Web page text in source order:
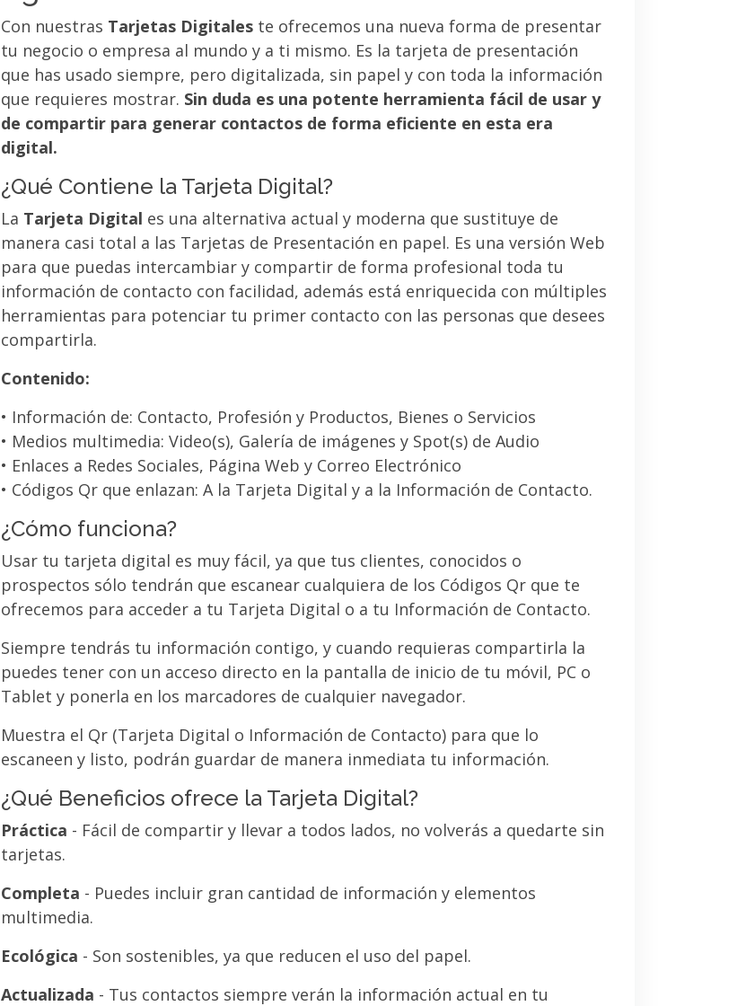
Con nuestras Tarjetas Digitales te ofrecemos una nueva forma de presentar
tu negocio o empresa al mundo y a ti mismo. Es la tarjeta de presentación
que has usado siempre, pero digitalizada, sin papel y con toda la información
que requieres mostrar. Sin duda es una potente herramienta fácil de usar y
de compartir para generar contactos de forma eficiente en esta era
digital.
¿Qué Contiene la Tarjeta Digital?
La Tarjeta Digital es una alternativa actual y moderna que sustituye de
manera casi total a las Tarjetas de Presentación en papel. Es una versión Web
para que puedas intercambiar y compartir de forma profesional toda tu
información de contacto con facilidad, además está enriquecida con múltiples
herramientas para potenciar tu primer contacto con las personas que desees
compartirla.
Contenido:
• Información de: Contacto, Profesión y Productos, Bienes o Servicios
• Medios multimedia: Video(s), Galería de imágenes y Spot(s) de Audio
• Enlaces a Redes Sociales, Página Web y Correo Electrónico
• Códigos Qr que enlazan: A la Tarjeta Digital y a la Información de Contacto.
¿Cómo funciona?
Usar tu tarjeta digital es muy fácil, ya que tus clientes, conocidos o
prospectos sólo tendrán que escanear cualquiera de los Códigos Qr que te
ofrecemos para acceder a tu Tarjeta Digital o a tu Información de Contacto.
Siempre tendrás tu información contigo, y cuando requieras compartirla la
puedes tener con un acceso directo en la pantalla de inicio de tu móvil, PC o
Tablet y ponerla en los marcadores de cualquier navegador.
Muestra el Qr (Tarjeta Digital o Información de Contacto) para que lo
escaneen y listo, podrán guardar de manera inmediata tu información.
¿Qué Beneficios ofrece la Tarjeta Digital?
Práctica - Fácil de compartir y llevar a todos lados, no volverás a quedarte sin
tarjetas.
Completa - Puedes incluir gran cantidad de información y elementos
multimedia.
Ecológica - Son sostenibles, ya que reducen el uso del papel.
Actualizada - Tus contactos siempre verán la información actual en tu